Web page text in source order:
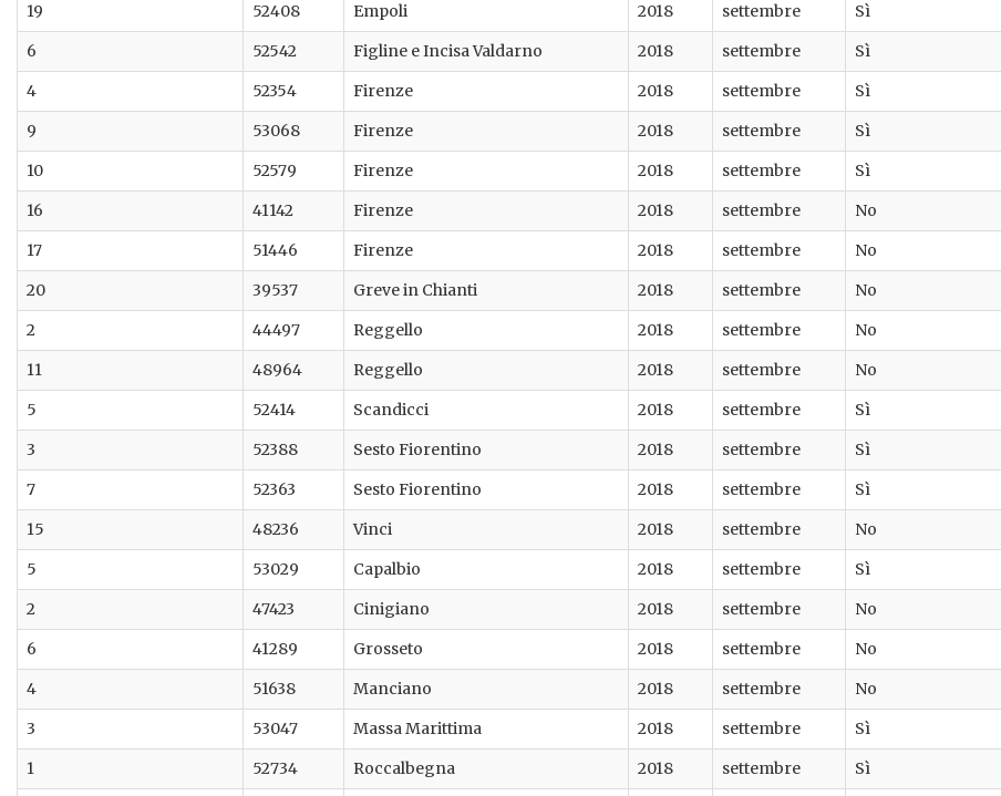
19
52408 Empoli 2018 settembre Sì
6
52542 Figline e Incisa Valdarno 2018 settembre Sì
4
52354 Firenze 2018 settembre Sì
9
53068 Firenze 2018 settembre Sì
10
52579 Firenze 2018 settembre Sì
16
41142 Firenze 2018 settembre No
17
51446 Firenze 2018 settembre No
20
39537 Greve in Chianti 2018 settembre No
2
44497 Reggello 2018 settembre No
11
48964 Reggello 2018 settembre No
5
52414 Scandicci 2018 settembre Sì
3
52388 Sesto Fiorentino 2018 settembre Sì
7
52363 Sesto Fiorentino 2018 settembre Sì
15
48236 Vinci 2018 settembre No
5
53029 Capalbio 2018 settembre Sì
2
47423 Cinigiano 2018 settembre No
6
41289 Grosseto 2018 settembre No
4
51638 Manciano 2018 settembre No
3
53047 Massa Marittima 2018 settembre Sì
1
52734 Roccalbegna 2018 settembre Sì